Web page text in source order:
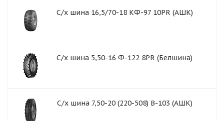
С/х шина 16,5/70-18 КФ-97 10PR (АШК)
С/х шина 5,50-16 Ф-122 8PR (Белшина)
С/х шина 7,50-20 (220-508) В-103 (АШК)